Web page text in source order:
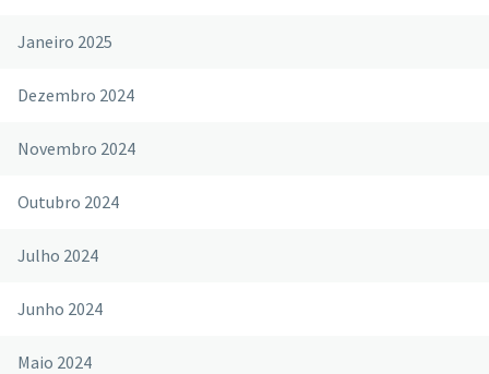
Janeiro 2025
Dezembro 2024
Novembro 2024
Outubro 2024
Julho 2024
Junho 2024
Maio 2024